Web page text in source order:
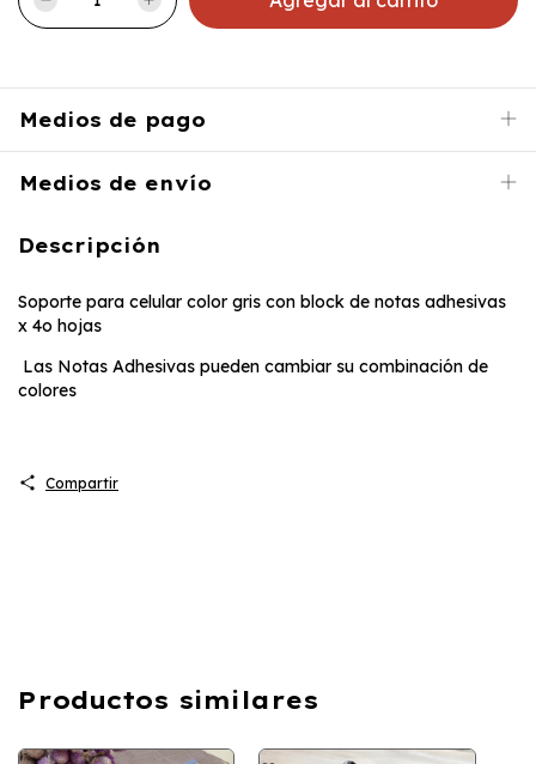
Medios de pago
Medios de envío
Descripción
Soporte para celular color gris con block de notas adhesivas
x 4o hojas
Las Notas Adhesivas pueden cambiar su combinación de
colores
Compartir
Productos similares